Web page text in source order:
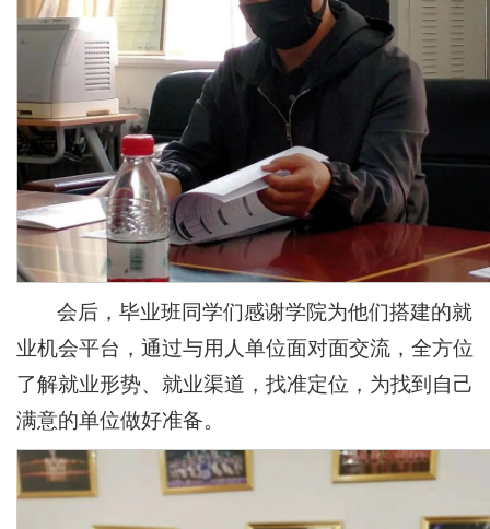
会后，毕业班同学们感谢学院为他们搭建的就
业机会平台，通过与用人单位面对面交流，全方位
了解就业形势、就业渠道，找准定位，为找到自己
满意的单位做好准备。